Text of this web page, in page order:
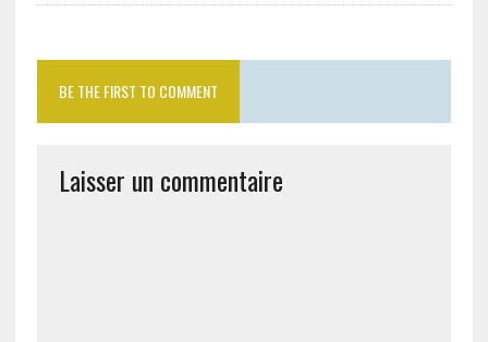
BE THE FIRST TO COMMENT
Laisser un commentaire